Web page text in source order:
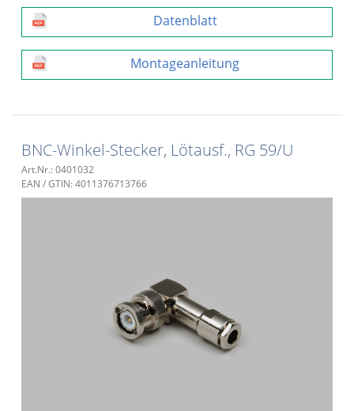
Datenblatt
Montageanleitung
BNC-Winkel-Stecker, Lötausf., RG 59/U
Art.Nr.: 0401032
EAN / GTIN: 4011376713766